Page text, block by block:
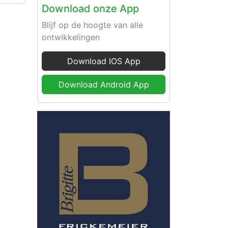
Download onze App
Blijf op de hoogte van alle
ontwikkelingen
Download IOS App
Download Android App